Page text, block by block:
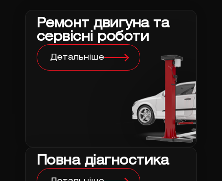
Ремонт двигуна та
сервісні роботи
Детальніше
Повна діагностика